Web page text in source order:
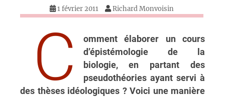
1 février 2011 Richard Monvoisin
C
omment élaborer un cours
d’épistémologie de la
biologie, en partant des
pseudothéories ayant servi à
des thèses idéologiques ? Voici une manière